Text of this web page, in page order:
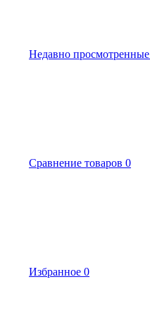
Недавно просмотренные
Сравнение товаров 0
Избранное 0